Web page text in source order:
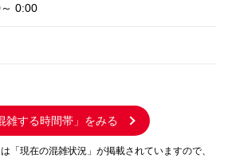
0:00
雑する時間帯」をみる
「現在の混雑状況」が掲載されていますので、